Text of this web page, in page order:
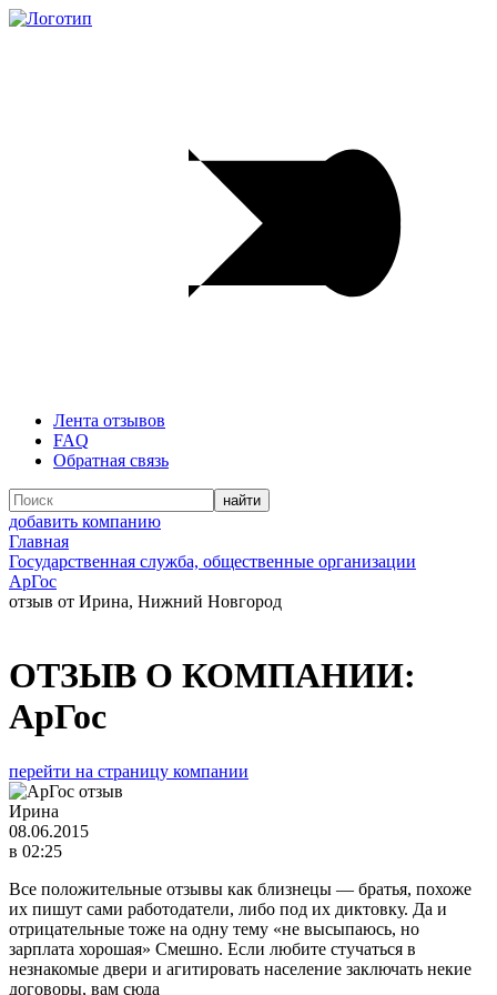
Лента отзывов
FAQ
Обратная связь
добавить компанию
Главная
Государственная служба, общественные организации
АрГос
отзыв от Ирина, Нижний Новгород
ОТЗЫВ О КОМПАНИИ:
АрГос
перейти на страницу компании
Ирина
08.06.2015
в 02:25
Все положительные отзывы как близнецы — братья, похоже
их пишут сами работодатели, либо под их диктовку. Да и
отрицательные тоже на одну тему «не высыпаюсь, но
зарплата хорошая» Смешно. Если любите стучаться в
незнакомые двери и агитировать население заключать некие
договоры, вам сюда